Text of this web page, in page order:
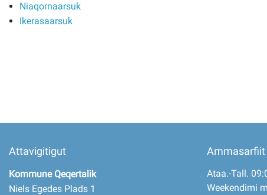
Niaqornaarsuk
Ikerasaarsuk
Attavigitigut
Kommune Qeqertalik
Niels Egedes Plads 1
Ammasarfiit
Ataa.-Tall.
Weekendimi